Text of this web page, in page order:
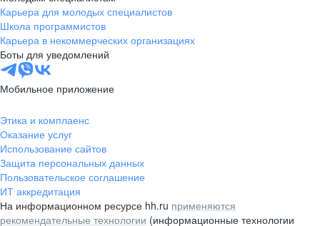
Карьера для молодых специалистов
Школа программистов
Карьера в некоммерческих организациях
Боты для уведомлений
Мобильное приложение
Этика и комплаенс
Оказание услуг
Использование сайтов
Защита персональных данных
Пользовательское соглашение
ИТ аккредитация
На информационном ресурсе hh.ru применяются
рекомендательные технологии (информационные технологии